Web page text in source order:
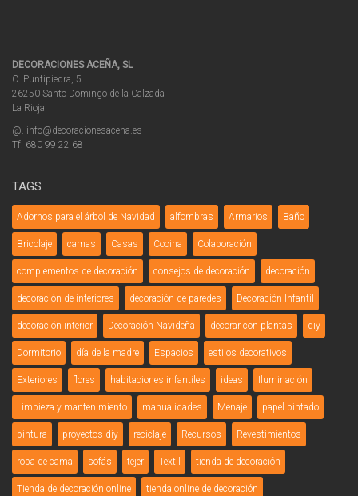
DECORACIONES ACEÑA, SL
C. Puntipiedra, 5
26250 Santo Domingo de la Calzada
La Rioja
@. info@decoracionesacena.es
Tf. 680 99 22 68
TAGS
Adornos para el árbol de Navidad alfombras Armarios Baño
Bricolaje camas Casas Cocina Colaboración
complementos de decoración consejos de decoración decoración
decoración de interiores decoración de paredes Decoración Infantil
decoración interior Decoración Navideña decorar con plantas diy
Dormitorio día de la madre Espacios estilos decorativos
Exteriores flores habitaciones infantiles ideas Iluminación
Limpieza y mantenimiento manualidades Menaje papel pintado
pintura proyectos diy reciclaje Recursos Revestimientos
ropa de cama sofás tejer Textil tienda de decoración
Tienda de decoración online tienda online de decoración